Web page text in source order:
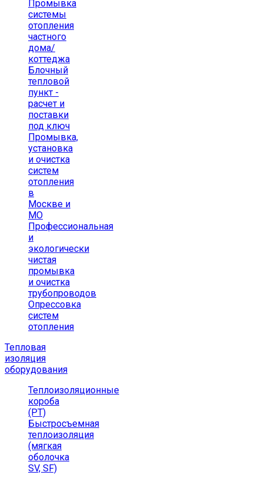
Промывка
системы
отопления
частного
дома/
коттеджа
Блочный
тепловой
пункт -
расчет и
поставки
под ключ
Промывка,
установка
и очистка
систем
отопления
в
Москве и
МО
Профессиональная
и
экологически
чистая
промывка
и очистка
трубопроводов
Опрессовка
систем
отопления
Тепловая
изоляция
оборудования
Теплоизоляционные
короба
(РТ)
Быстросъемная
теплоизоляция
(мягкая
оболочка
SV, SF)